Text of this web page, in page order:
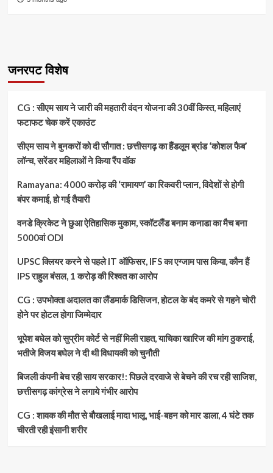
जनरपट विशेष
CG : सीएम साय ने जारी की महतारी वंदन योजना की 30वीं किस्त, महिलाएं
फटाफट चेक करें एकाउंट
सीएम साय ने बुनकरों को दी सौगात : छत्तीसगढ़ का हैंडलूम ब्रांड ‘कोशल फैब’
लॉन्च, सरेंडर महिलाओं ने किया रैंप वॉक
Ramayana: 4000 करोड़ की ‘रामायण’ का रिकवरी प्लान, विदेशों से होगी
बंपर कमाई, हो गई तैयारी
वनडे क्रिकेट ने छुआ ऐतिहासिक मुकाम, स्कॉटलैंड बनाम कनाडा का मैच बना
5000वां ODI
UPSC क्लियर करने से पहले IT ऑफिसर, IFS का एग्जाम पास किया, कौन हैं
IPS राहुल बंसल, 1 करोड़ की रिश्वत का आरोप
CG : उपभोक्ता अदालत का लैंडमार्क डिसिजन, होटल के बंद कमरे से गहने चोरी
होने पर होटल होगा जिम्मेदार
भूपेश बघेल को सुप्रीम कोर्ट से नहीं मिली राहत, याचिका खारिज की मांग ठुकराई,
भतीजे विजय बघेल ने दी थी विधायकी को चुनौती
बिजली कंपनी बेच रही साय सरकार!: पिछले दरवाजे से बेचने की रच रही साजिश,
छत्तीसगढ़ कांग्रेस ने लगाये गंभीर आरोप
CG : शावक की मौत से बौखलाई मादा भालू, भाई-बहन को मार डाला, 4 घंटे तक
चीरती रही इंसानी शरीर